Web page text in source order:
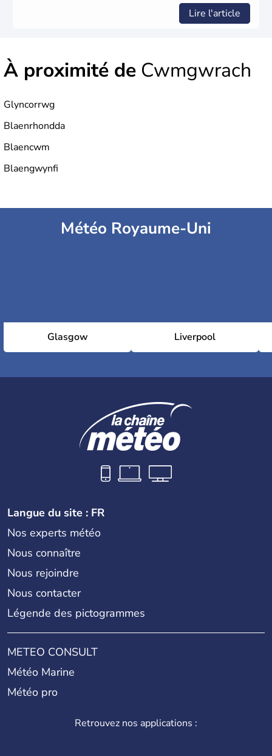
Lire l'article
À proximité de Cwmgwrach
Glyncorrwg
Blaenrhondda
Blaencwm
Blaengwynfi
Météo Royaume-Uni
Glasgow Liverpool
Langue du site : FR
Nos experts météo
Nous connaître
Nous rejoindre
Nous contacter
Légende des pictogrammes
METEO CONSULT
Météo Marine
Météo pro
Retrouvez nos applications :